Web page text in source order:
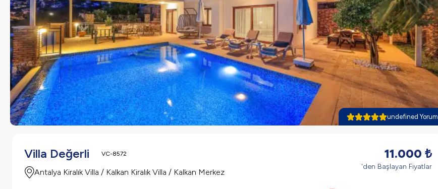
undefined Yorum
Villa Değerli VC-8572
Antalya Kiralık Villa / Kalkan Kiralık Villa / Kalkan Merkez
11.000 ₺
'den Başlayan Fiyatlar